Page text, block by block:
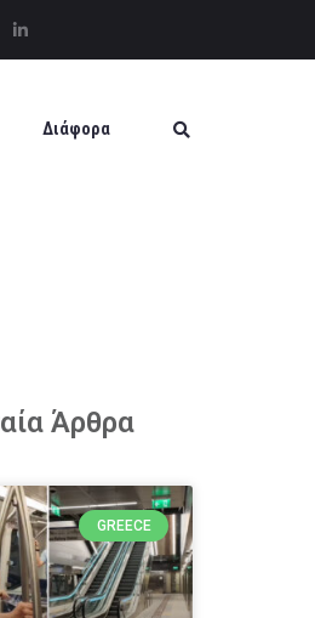
Διάφορα
Άρθρα
GREECE